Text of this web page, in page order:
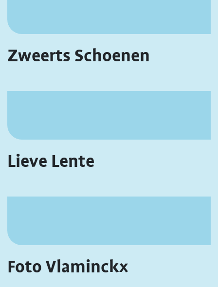
Zweerts Schoenen
Lieve Lente
Foto Vlaminckx